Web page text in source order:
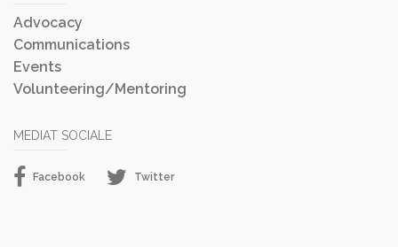
Advocacy
Communications
Events
Volunteering/Mentoring
MEDIAT SOCIALE
Facebook Twitter